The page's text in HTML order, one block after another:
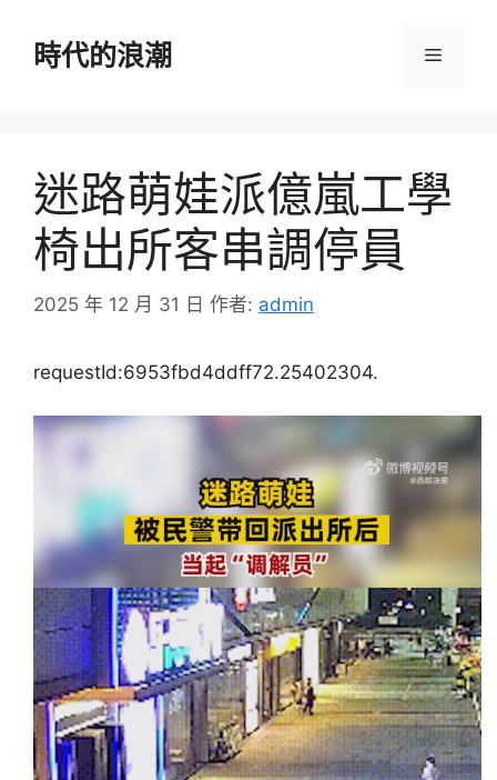
時代的浪潮 選
迷路萌娃派億嵐工學
椅出所客串調停員
2025 年 12 月 31 日 作者: admin
requestId:6953fbd4ddff72.25402304.